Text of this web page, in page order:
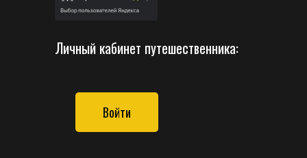
Личный кабинет путешественника:
Войти